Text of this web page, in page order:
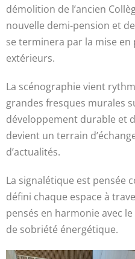
démolition de l’ancien
nouvelle demi-pension et
se terminera par la mise en
extérieurs.
La scénographie vient
grandes fresques murales
développement durable et
devient un terrain
d’actualités.
La signalétique est pensée
défini chaque espace à
pensés en harmonie avec
de sobriété énergétique.